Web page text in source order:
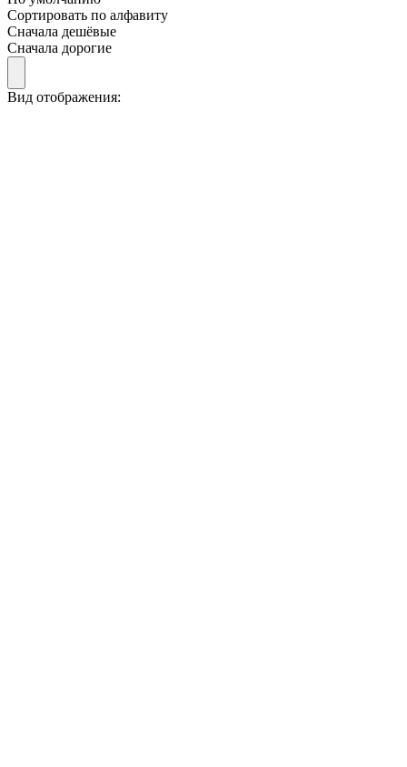
Сортировать по алфавиту
Сначала дешёвые
Сначала дорогие
Вид отображения: